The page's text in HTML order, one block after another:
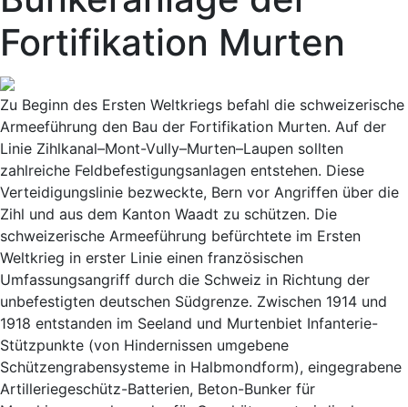
Fortifikation Murten
Zu Beginn des Ersten Weltkriegs befahl die schweizerische
Armeeführung den Bau der Fortifikation Murten. Auf der
Linie Zihlkanal–Mont-Vully–Murten–Laupen sollten
zahlreiche Feldbefestigungsanlagen entstehen. Diese
Verteidigungslinie bezweckte, Bern vor Angriffen über die
Zihl und aus dem Kanton Waadt zu schützen. Die
schweizerische Armeeführung befürchtete im Ersten
Weltkrieg in erster Linie einen französischen
Umfassungsangriff durch die Schweiz in Richtung der
unbefestigten deutschen Südgrenze. Zwischen 1914 und
1918 entstanden im Seeland und Murtenbiet Infanterie-
Stützpunkte (von Hindernissen umgebene
Schützengrabensysteme in Halbmondform), eingegrabene
Artilleriegeschütz-Batterien, Beton-Bunker für